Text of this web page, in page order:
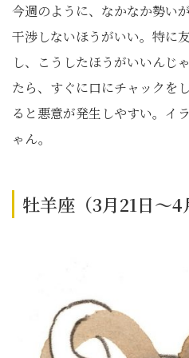
今週のように、なかなか勢い
干渉しないほうがいい。特に
し、こうしたほうがいいんじ
たら、すぐに口にチャックを
ると悪意が発生しやすい。イ
ゃん。
牡羊座（3月21日～